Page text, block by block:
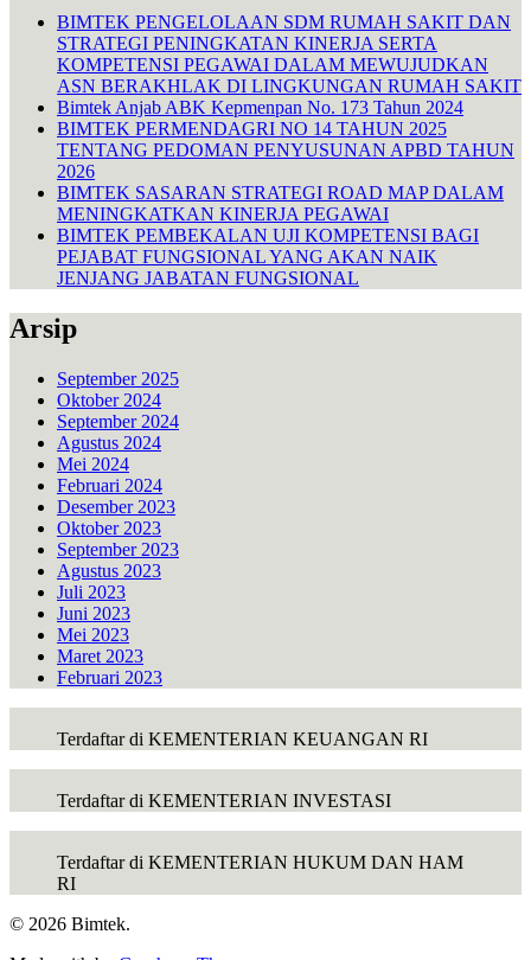
BIMTEK PENGELOLAAN SDM RUMAH SAKIT DAN
STRATEGI PENINGKATAN KINERJA SERTA
KOMPETENSI PEGAWAI DALAM MEWUJUDKAN
ASN BERAKHLAK DI LINGKUNGAN RUMAH SAKIT
Bimtek Anjab ABK Kepmenpan No. 173 Tahun 2024
BIMTEK PERMENDAGRI NO 14 TAHUN 2025
TENTANG PEDOMAN PENYUSUNAN APBD TAHUN
2026
BIMTEK SASARAN STRATEGI ROAD MAP DALAM
MENINGKATKAN KINERJA PEGAWAI
BIMTEK PEMBEKALAN UJI KOMPETENSI BAGI
PEJABAT FUNGSIONAL YANG AKAN NAIK
JENJANG JABATAN FUNGSIONAL
Arsip
September 2025
Oktober 2024
September 2024
Agustus 2024
Mei 2024
Februari 2024
Desember 2023
Oktober 2023
September 2023
Agustus 2023
Juli 2023
Juni 2023
Mei 2023
Maret 2023
Februari 2023
Terdaftar di KEMENTERIAN KEUANGAN RI
Terdaftar di KEMENTERIAN INVESTASI
Terdaftar di KEMENTERIAN HUKUM DAN HAM
RI
© 2026 Bimtek.